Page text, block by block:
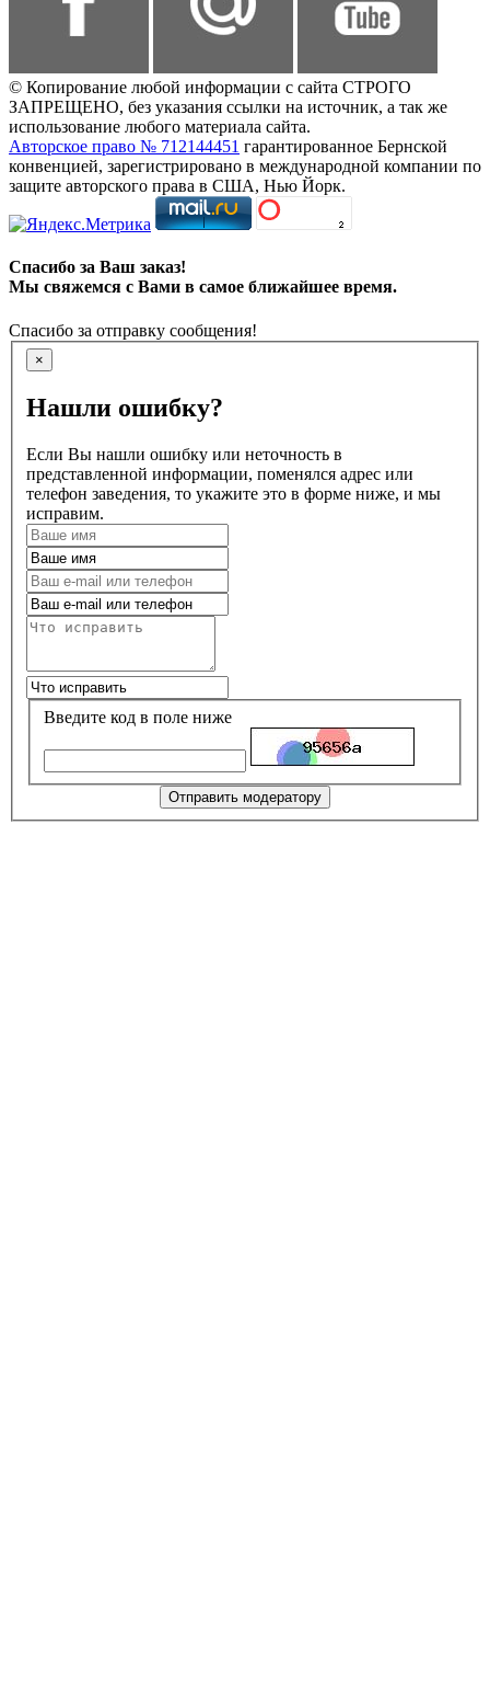
© Копирование любой информации с сайта СТРОГО
ЗАПРЕЩЕНО, без указания ссылки на источник, а так же
использование любого материала сайта.
Авторское право № 712144451 гарантированное Бернской
конвенцией, зарегистрировано в международной компании по
защите авторского права в США, Нью Йорк.
Спасибо за Ваш заказ!
Мы свяжемся с Вами в самое ближайшее время.
Спасибо за отправку сообщения!
×
Нашли ошибку?
Если Вы нашли ошибку или неточность в
представленной информации, поменялся адрес или
телефон заведения, то укажите это в форме ниже, и мы
исправим.
Введите код в поле ниже
Отправить модератору